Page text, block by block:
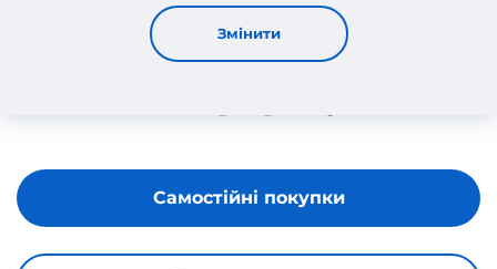
Змінити
Самостійні покупки